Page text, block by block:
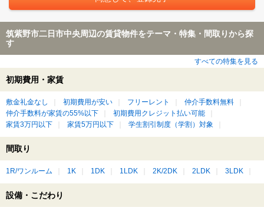
筑紫野市二日市中央周辺の賃貸物件をテーマ・特集・間取りから探
す
すべての特集を見る
初期費用・家賃
敷金礼金なし 初期費用が安い フリーレント
仲介手数料無料
仲介手数料が家賃の55%以下
初期費用クレジット払い可能
家賃3万円以下
家賃5万円以下 学生割引制度（学割）対象
間取り
1R/ワンルーム 1K 1DK 1LDK 2K/2DK 2LDK 3LDK
設備・こだわり